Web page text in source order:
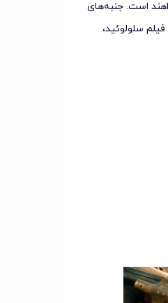
است. جنبه‌های
سلولوئید،